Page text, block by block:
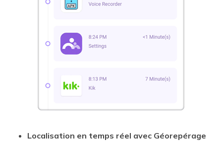
Localisation en temps réel avec Géorepérage